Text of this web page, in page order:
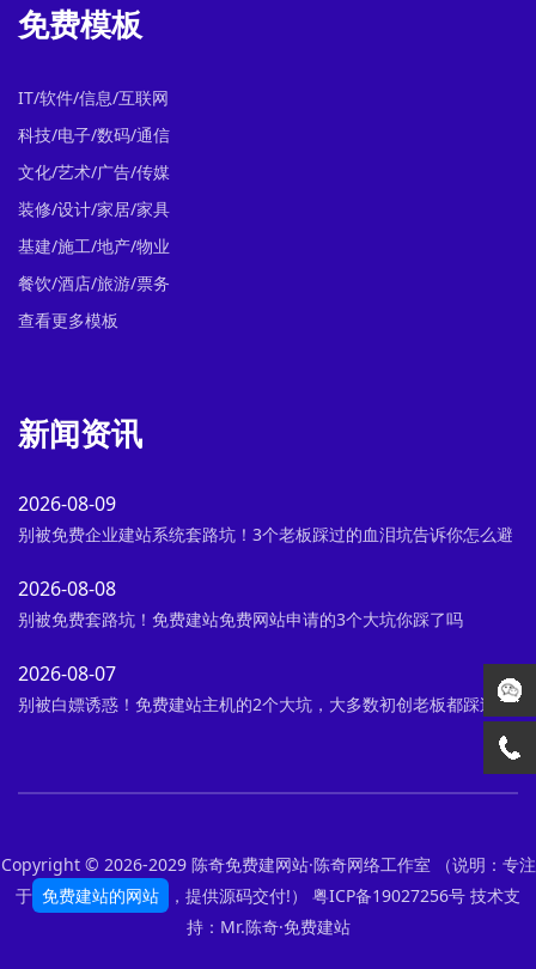
免费模板
IT/软件/信息/互联网
科技/电子/数码/通信
文化/艺术/广告/传媒
装修/设计/家居/家具
基建/施工/地产/物业
餐饮/酒店/旅游/票务
查看更多模板
新闻资讯
2026-08-09
别被免费企业建站系统套路坑！3个老板踩过的血泪坑告诉你怎么避
2026-08-08
别被免费套路坑！免费建站免费网站申请的3个大坑你踩了吗
2026-08-07
别被白嫖诱惑！免费建站主机的2个大坑，大多数初创老板都踩过
Copyright © 2026-2029 陈奇免费建网站·陈奇网络工作室 （说明：专注
于 免费建站的网站 ，提供源码交付!） 粤ICP备19027256号 技术支
持：Mr.陈奇·免费建站